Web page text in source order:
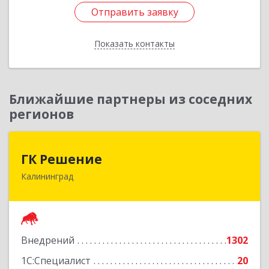
Отправить заявку
Показать контакты
Отправить заявку
Назад
Ближайшие партнеры из соседних
регионов
ГК Решение
Калининград
Внедрений
1302
1С:Специалист
20
236038, Калининградская обл, Калининград г,